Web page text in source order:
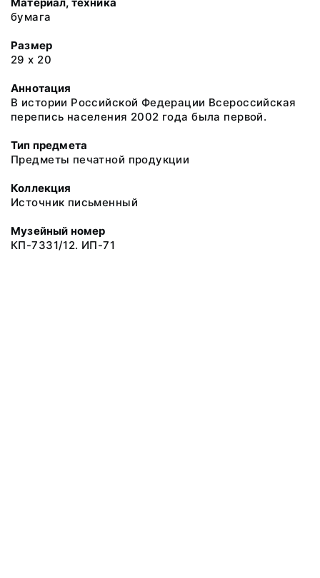
бумага
Размер
29 х 20
Аннотация
В истории Российской Федерации Всероссийская
перепись населения 2002 года была первой.
Тип предмета
Предметы печатной продукции
Коллекция
Источник письменный
Музейный номер
КП-7331/12. ИП-71